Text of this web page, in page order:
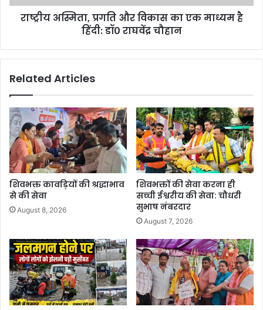
राष्ट्रीय अस्मिता, प्रगति और विकास का एक माध्यम है
हिंदी: डॉ० राघवेंद्र चौहान
Related Articles
शिवभक्त कावड़ियों की श्रद्धाभाव
से की सेवा
August 8, 2026
शिवभक्तों की सेवा करना ही
सच्ची ईश्वरीय की सेवा: चौधरी
सुभाष नंबरदार
August 7, 2026